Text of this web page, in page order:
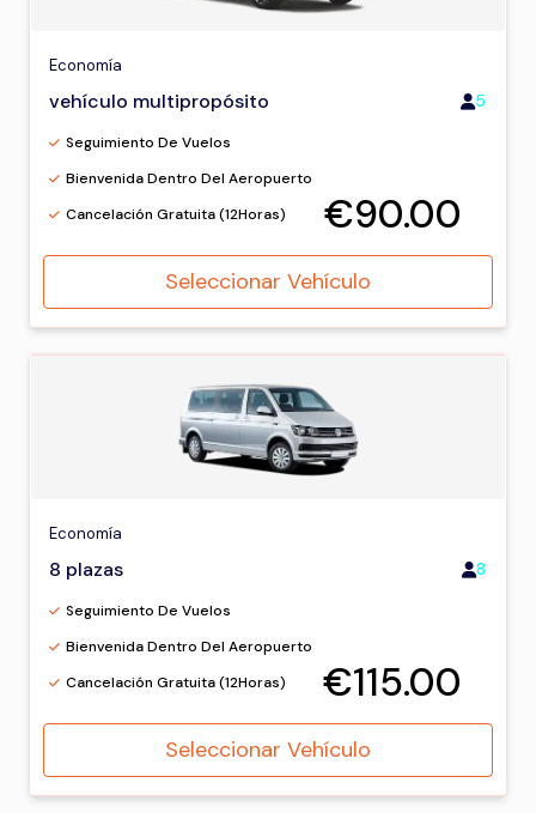
Economía
vehículo multipropósito 5
Seguimiento De Vuelos
Bienvenida Dentro Del Aeropuerto
Cancelación Gratuita (12Horas)
€90.00
Seleccionar Vehículo
Economía
8 plazas 8
Seguimiento De Vuelos
Bienvenida Dentro Del Aeropuerto
Cancelación Gratuita (12Horas)
€115.00
Seleccionar Vehículo